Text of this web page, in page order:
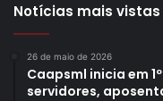
Notícias mais vistas
26 de maio de 2026
Caapsml inicia em
servidores,